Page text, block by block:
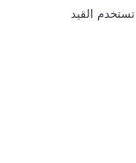
القيد